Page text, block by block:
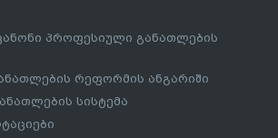
პროფესიული განათლების
რეფორმის ანგარიში
სისტემა